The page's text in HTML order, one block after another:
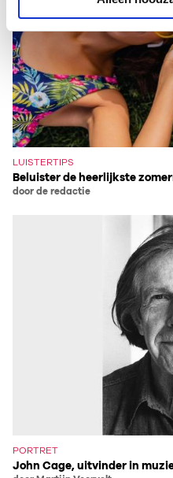
LUISTERTIPS
Beluister de heerlijkste
door de redactie
PORTRET
John Cage, uitvinder in